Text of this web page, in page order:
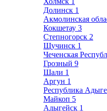
Долинск 1
Акмолинская
Кокшетау 3
Степногорск 2
Щучинск 1
Чеченская
Грозный 9
Шали 1
Аргун 1
Республика
Майкоп 5
Адыгейск 1